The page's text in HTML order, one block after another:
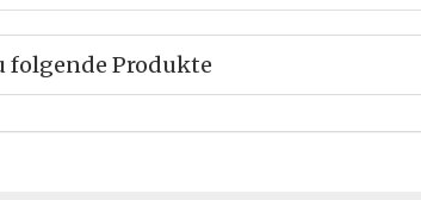
folgende Produkte